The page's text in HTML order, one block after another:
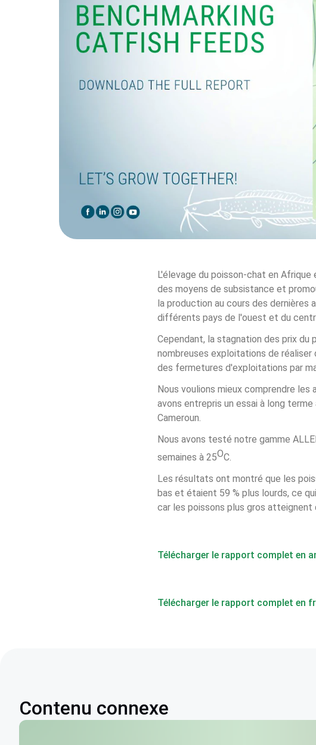
L'élevage du poisson-chat en
des moyens de subsistance et
la production au cours des dernières
différents pays de l'ouest et du
Cependant, la stagnation des prix
nombreuses exploitations de
des fermetures d'exploitations par
Nous voulions mieux comprendre
avons entrepris un essai à long
Cameroun.
Nous avons testé notre gamme
semaines à 25OC.
Les résultats ont montré que les
bas et étaient 59 % plus lourds, ce
car les poissons plus gros atteignent
Télécharger le rapport complet en
Télécharger le rapport complet en
Contenu connexe